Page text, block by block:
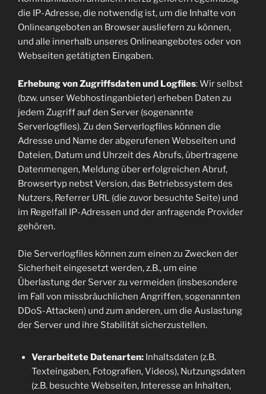
die IP-Adresse, die notwendig ist, um die Inhalte von
Onlineangeboten an Browser ausliefern zu können,
und alle innerhalb unseres Onlineangebotes oder von
Webseiten getätigten Eingaben.
Erhebung von Zugriffsdaten und Logfiles: Wir selbst
(bzw. unser Webhostinganbieter) erheben Daten zu
jedem Zugriff auf den Server (sogenannte
Serverlogfiles). Zu den Serverlogfiles können die
Adresse und Name der abgerufenen Webseiten und
Dateien, Datum und Uhrzeit des Abrufs, übertragene
Datenmengen, Meldung über erfolgreichen Abruf,
Browsertyp nebst Version, das Betriebssystem des
Nutzers, Referrer URL (die zuvor besuchte Seite) und
im Regelfall IP-Adressen und der anfragende Provider
gehören.
Die Serverlogfiles können zum einen zu Zwecken der
Sicherheit eingesetzt werden, z.B., um eine
Überlastung der Server zu vermeiden (insbesondere
im Fall von missbräuchlichen Angriffen, sogenannten
DDoS-Attacken) und zum anderen, um die Auslastung
der Server und ihre Stabilität sicherzustellen.
Verarbeitete Datenarten:Inhaltsdaten (z.B.
Texteingaben, Fotografien, Videos), Nutzungsdaten
(z.B. besuchte Webseiten, Interesse an Inhalten,